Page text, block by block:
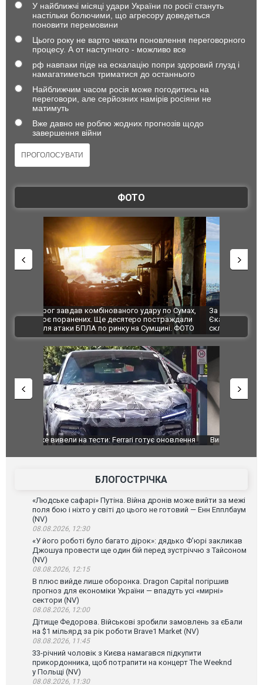
У найближчі місяці удари України по росії стануть
настільки болючими, що агресору доведеться
поновити перемовини
Цього року не варто чекати поновлення переговорного
процесу. А от наступного - можливо все
рф навпаки піде на ескалацію попри здоровий глузд і
намагатиметься триматися до останнього
Найближчим часом росія може погодитись на
переговори, але серйозних намірів росіяни не
матимуть
Вже давно не роблю жодних прогнозів щодо
завершення війни
ФОТО
За 2000 кілометрів від кордону з Україною: в
Єкатеринбурзі після атаки дронів загорівся
склад Wildberries. ФОТО. ВІДЕО
"Мої
ВІДЕО
Вийшов трейлер нової екранізації легендарного
БЛОГОСТРІЧКА
«Людське сафарі» Путіна. Війна дронів може вийти за межі
поля бою і ніхто у світі до цього не готовий — Енн Епплбаум
(NV)
08.08.2026, 12:30
«У його роботі було багато дірок»: дядько Ф’юрі закликав
Джошуа провести ще один бій перед зустріччю з Тайсоном
(NV)
08.08.2026, 12:15
В плюс вийде лише оборонка. Dragon Capital погіршив
прогноз для економіки України — впадуть усі «мирні»
сектори (NV)
08.08.2026, 12:00
Дітище Федорова. Військові зробили замовлень за єБали
на $1 мільярд за рік роботи Brave1 Market (NV)
08.08.2026, 11:45
33-річний чоловік з Києва намагався підкупити
прикордонника, щоб потрапити на концерт The Weeknd
у Польщі (NV)
08.08.2026, 11:30